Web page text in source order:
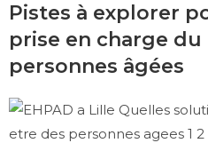
Pistes à explorer
prise en charge
personnes âgées